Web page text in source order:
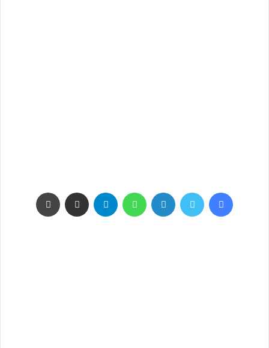
فيسبوك تويتر لينكدإن واتساب تيلقرام مشاركة عبر البريد